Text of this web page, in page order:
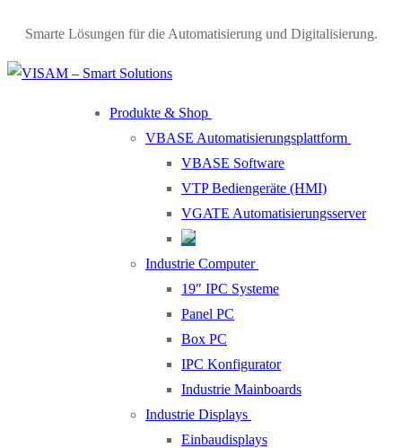
content
Smarte Lösungen für die Automatisierung und Digitalisierung.
Produkte & Shop
VBASE Automatisierungsplattform
VBASE Software
VTP Bediengeräte (HMI)
VGATE Automatisierungsserver
Industrie Computer
19″ IPC Systeme
Panel PC
Box PC
IPC Konfigurator
Industrie Mainboards
Industrie Displays
Einbaudisplays